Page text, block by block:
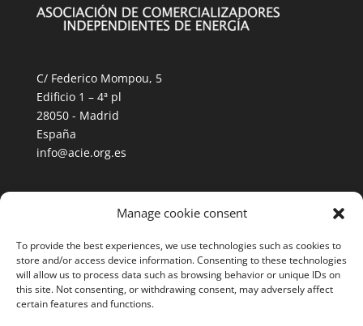
Manage cookie consent
To provide the best experiences, we use technologies such as cookies to
store and/or access device information. Consenting to these technologies
will allow us to process data such as browsing behavior or unique IDs on
this site. Not consenting, or withdrawing consent, may adversely affect
certain features and functions.
C/ Federico Mompou, 5
Edificio 1 – 4ª pl
28050 - Madrid
España
info@acie.org.es
Mission and vision
News